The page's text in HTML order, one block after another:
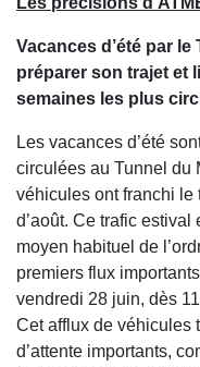
Vacances d’été par
préparer son trajet et
semaines les plus
Les vacances d’été
circulées au Tunnel du
véhicules ont franchi
d’août. Ce trafic
moyen habituel de
premiers flux
vendredi 28 juin, dès
Cet afflux de véhicules
d’attente importants,